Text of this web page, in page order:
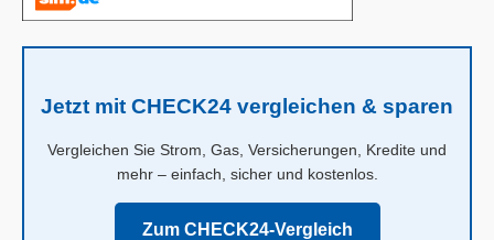
Jetzt mit CHECK24 vergleichen & sparen
Vergleichen Sie Strom, Gas, Versicherungen, Kredite und
mehr – einfach, sicher und kostenlos.
Zum CHECK24-Vergleich